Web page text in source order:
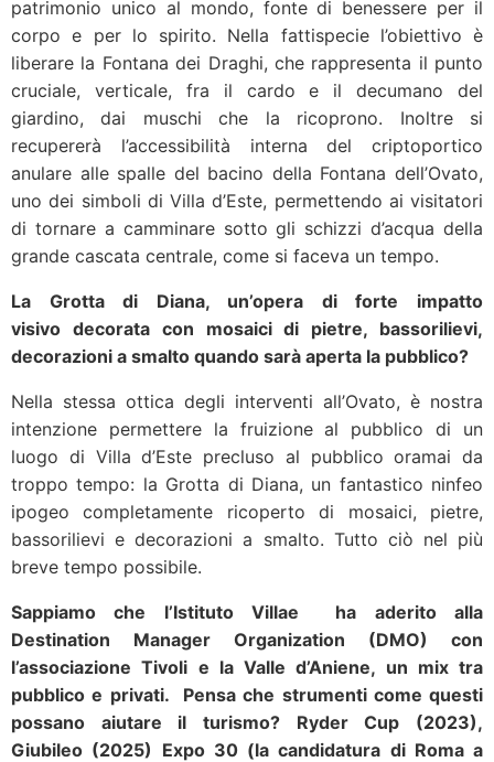
patrimonio unico al mondo, fonte di benessere per il
corpo e per lo spirito. Nella fattispecie l’obiettivo è
liberare la Fontana dei Draghi, che rappresenta il punto
cruciale, verticale, fra il cardo e il decumano del
giardino, dai muschi che la ricoprono. Inoltre si
recupererà l’accessibilità interna del criptoportico
anulare alle spalle del bacino della Fontana dell’Ovato,
uno dei simboli di Villa d’Este, permettendo ai visitatori
di tornare a camminare sotto gli schizzi d’acqua della
grande cascata centrale, come si faceva un tempo.
La Grotta di Diana, un’opera di forte impatto
visivo decorata con mosaici di pietre, bassorilievi,
decorazioni a smalto quando sarà aperta la pubblico?
Nella stessa ottica degli interventi all’Ovato, è nostra
intenzione permettere la fruizione al pubblico di un
luogo di Villa d’Este precluso al pubblico oramai da
troppo tempo: la Grotta di Diana, un fantastico ninfeo
ipogeo completamente ricoperto di mosaici, pietre,
bassorilievi e decorazioni a smalto. Tutto ciò nel più
breve tempo possibile.
Sappiamo che l’Istituto Villae ha aderito alla
Destination Manager Organization (DMO) con
l’associazione Tivoli e la Valle d’Aniene, un mix tra
pubblico e privati. Pensa che strumenti come questi
possano aiutare il turismo? Ryder Cup (2023),
Giubileo (2025) Expo 30 (la candidatura di Roma a